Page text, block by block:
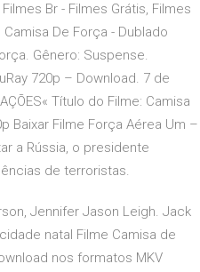
Br - Filmes Grátis, Filmes
De Força - Dublado
Gênero: Suspense.
720p – Download. 7 de
Título do Filme: Camisa
Baixar Filme Força Aérea Um –
a Rússia, o presidente
de terroristas.
Jennifer Jason Leigh. Jack
natal Filme Camisa de
nos formatos MKV